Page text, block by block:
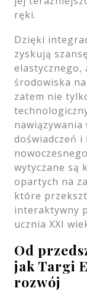
ręki.
Dzięki
zyskują
elastycznego,
środowiska
zatem nie
nawiązywania
doświadczeń
wytyczane są
opartych na
które
interaktywny
ucznia XXI
Od
jak Targi
rozwój